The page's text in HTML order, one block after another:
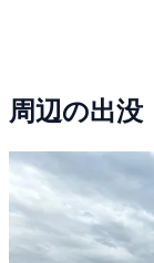
周辺の出没